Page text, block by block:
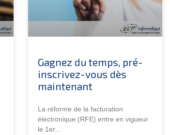
Gagnez du temps, pré-
inscrivez-vous dès
maintenant
La réforme de la facturation
électronique (RFE) entre en vigueur
le 1er